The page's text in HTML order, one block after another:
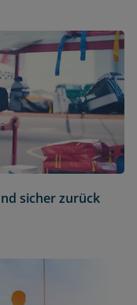
sicher zurück